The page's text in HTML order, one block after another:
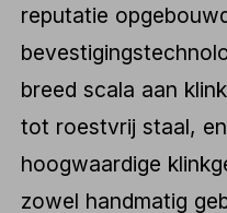
reputatie
breed scala aan
tot roestvrij staal,
hoogwaardige
zowel handmatig